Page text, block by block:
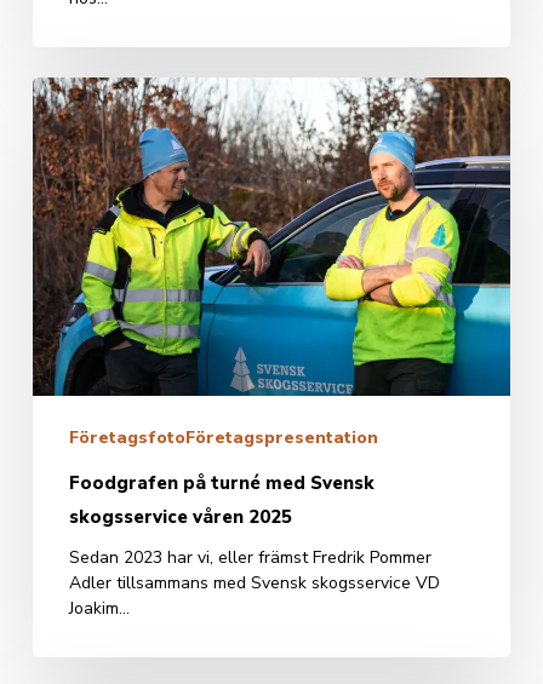
Foodgrafen
på
turné
med
Svensk
skogsservice
våren
2025
FöretagsfotoFöretagspresentation
Foodgrafen på turné med Svensk
skogsservice våren 2025
Sedan 2023 har vi, eller främst Fredrik Pommer
Adler tillsammans med Svensk skogsservice VD
Joakim…